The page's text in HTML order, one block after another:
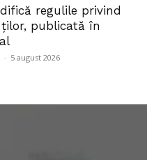
regulile privind
publicată în
- 5 august 2026